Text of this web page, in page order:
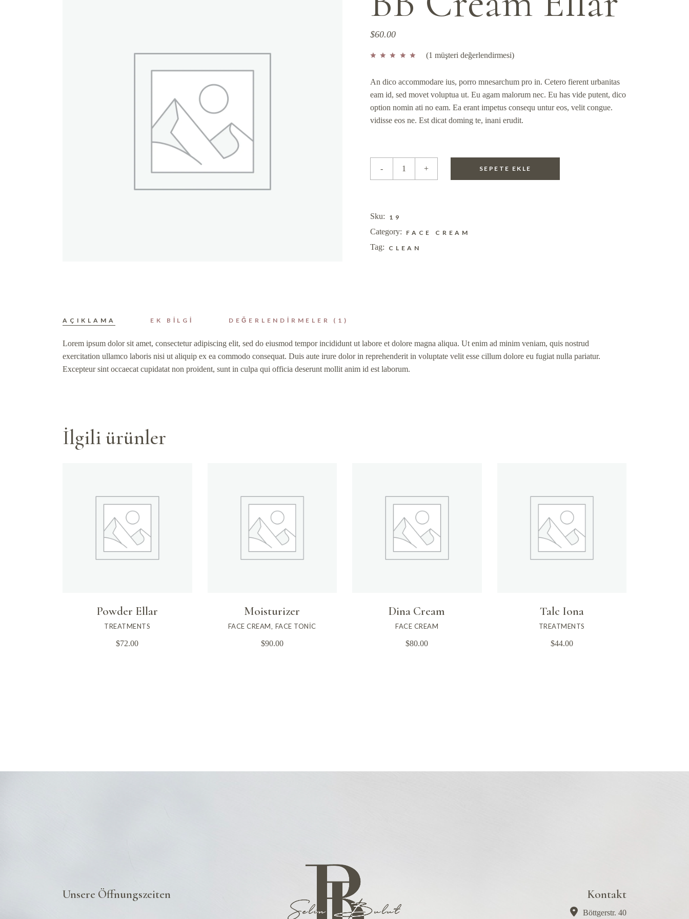
$60.00
(1 müşteri değerlendirmesi)
An dico accommodare ius, porro mnesarchum pro in. Cetero fierent urbanitas
eam id, sed movet voluptua ut. Eu agam malorum nec. Eu has vide putent, dico
option nomin ati no eam. Ea erant impetus consequ untur eos, velit congue.
vidisse eos ne. Est dicat doming te, inani erudit.
BB Cream Ellar quantity
-
+ SEPETE EKLE
Sku: 19
Category: FACE CREAM
Tag: CLEAN
AÇIKLAMA EK BILGI DEĞERLENDIRMELER (1)
Lorem ipsum dolor sit amet, consectetur adipiscing elit, sed do eiusmod tempor incididunt ut labore et dolore magna aliqua. Ut enim ad minim veniam, quis nostrud
exercitation ullamco laboris nisi ut aliquip ex ea commodo consequat. Duis aute irure dolor in reprehenderit in voluptate velit esse cillum dolore eu fugiat nulla pariatur.
Excepteur sint occaecat cupidatat non proident, sunt in culpa qui officia deserunt mollit anim id est laborum.
İlgili ürünler
Powder Ellar
TREATMENTS
$72.00
Moisturizer
FACE CREAM FACE TONIC
$90.00
Dina Cream
FACE CREAM
$80.00
Talc Iona
TREATMENTS
$44.00
Unsere Öffnungszeiten Kontakt
Böttgerstr. 40